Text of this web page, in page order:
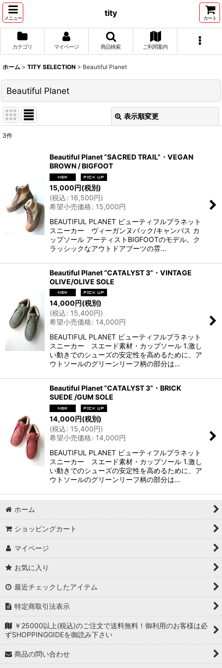
メニュー
tity
カート
カテゴリ マイページ 商品検索 ご利用案内
ホーム > TITY SELECTION > Beautiful Planet
Beautiful Planet
表示順変更
絞り込む
3件
Beautiful Planet “SACRED TRAIL”・VEGAN
BROWN / BIGFOOT
15,000円(税別)
(税込: 16,500円)
希望小売価格: 15,000円
BEAUTIFUL PLANET ビューティフルプラネット
スニーカー ヴィーガンヌバック/キャンバス カ
ップソール アーティストBIGFOOTのモデル。ク
ラッシックなアウトドアブーツの雰…
Beautiful Planet “CATALYST 3”・VINTAGE
OLIVE/OLIVE SOLE
14,000円(税別)
(税込: 15,400円)
希望小売価格: 14,000円
BEAUTIFUL PLANET ビューティフルプラネット
スニーカー スエード素材・カップソール 1.激し
い動きでのシューズの安定性を高めるために、ア
ウトソールのグリーンリーフ柄の部分は…
Beautiful Planet “CATALYST 3”・BRICK
SUEDE /GUM SOLE
14,000円(税別)
(税込: 15,400円)
希望小売価格: 14,000円
BEAUTIFUL PLANET ビューティフルプラネット
スニーカー スエード素材・カップソール 1.激し
い動きでのシューズの安定性を高めるために、ア
ウトソールのグリーンリーフ柄の部分は…
ホーム
ショッピングカート
マイページ
お気に入り
最近チェックしたアイテム
特定商取引法表示
￥25000以上(税込)のご注文で送料無料！御利用のお客様は必
ずSHOPPINGGIDEを御読み下さい
商品の問い合わせ